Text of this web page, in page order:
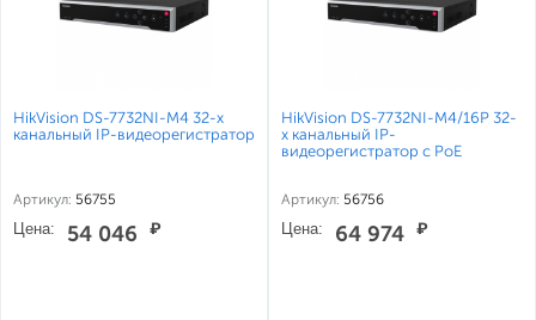
HikVision DS-7732NI-M4 32-х
канальный IP-видеорегистратор
Артикул: 56755
Цена: 54 046 ₽
HikVision DS-7732NI-M4/16P 32-
х канальный IP-
видеорегистратор c PoE
Артикул: 56756
Цена: 64 974 ₽